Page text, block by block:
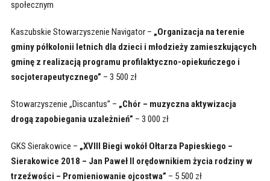
społecznym
Kaszubskie Stowarzyszenie Navigator – „Organizacja na terenie
gminy półkolonii letnich dla dzieci i młodzieży zamieszkujących
gminę z realizacją programu profilaktyczno-opiekuńczego i
socjoterapeutycznego” – 3 500 zł
Stowarzyszenie „Discantus” – „Chór – muzyczna aktywizacja
drogą zapobiegania uzależnień” – 3 000 zł
GKS Sierakowice – „XVIII Biegi wokół Ołtarza Papieskiego –
Sierakowice 2018 – Jan Paweł II orędownikiem życia rodziny w
trzeźwości – Promieniowanie ojcostwa” – 5 500 zł